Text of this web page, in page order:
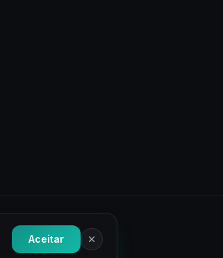
Aceitar